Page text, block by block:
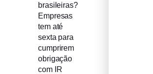
brasileiras?
Empresas
tem até
sexta para
cumprirem
obrigação
com IR